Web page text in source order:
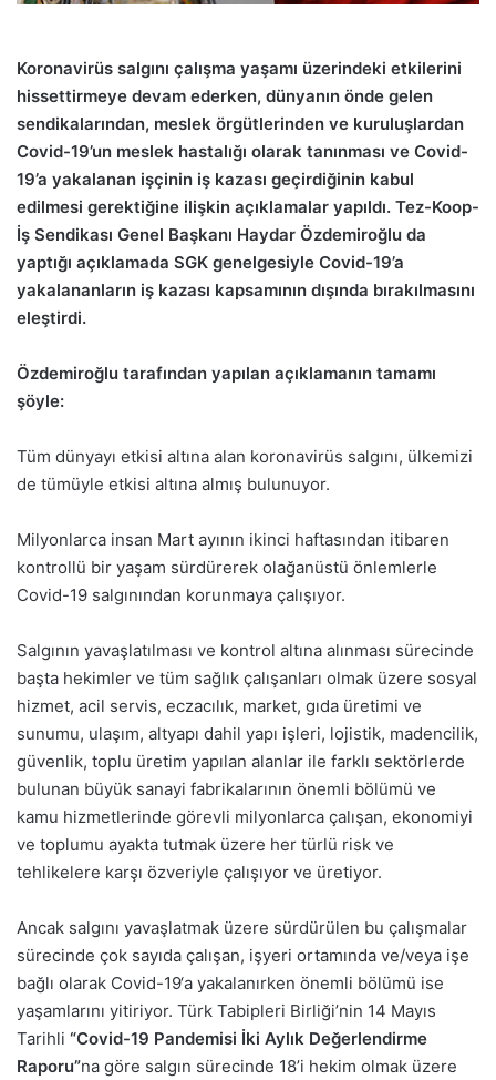
Koronavirüs salgını çalışma yaşamı üzerindeki etkilerini
hissettirmeye devam ederken, dünyanın önde gelen
sendikalarından, meslek örgütlerinden ve kuruluşlardan
Covid-19’un meslek hastalığı olarak tanınması ve Covid-
19’a yakalanan işçinin iş kazası geçirdiğinin kabul
edilmesi gerektiğine ilişkin açıklamalar yapıldı. Tez-Koop-
İş Sendikası Genel Başkanı Haydar Özdemiroğlu da
yaptığı açıklamada SGK genelgesiyle Covid-19’a
yakalananların iş kazası kapsamının dışında bırakılmasını
eleştirdi.
Özdemiroğlu tarafından yapılan açıklamanın tamamı
şöyle:
Tüm dünyayı etkisi altına alan koronavirüs salgını, ülkemizi
de tümüyle etkisi altına almış bulunuyor.
Milyonlarca insan Mart ayının ikinci haftasından itibaren
kontrollü bir yaşam sürdürerek olağanüstü önlemlerle
Covid-19 salgınından korunmaya çalışıyor.
Salgının yavaşlatılması ve kontrol altına alınması sürecinde
başta hekimler ve tüm sağlık çalışanları olmak üzere sosyal
hizmet, acil servis, eczacılık, market, gıda üretimi ve
sunumu, ulaşım, altyapı dahil yapı işleri, lojistik, madencilik,
güvenlik, toplu üretim yapılan alanlar ile farklı sektörlerde
bulunan büyük sanayi fabrikalarının önemli bölümü ve
kamu hizmetlerinde görevli milyonlarca çalışan, ekonomiyi
ve toplumu ayakta tutmak üzere her türlü risk ve
tehlikelere karşı özveriyle çalışıyor ve üretiyor.
Ancak salgını yavaşlatmak üzere sürdürülen bu çalışmalar
sürecinde çok sayıda çalışan, işyeri ortamında ve/veya işe
bağlı olarak Covid-19‘a yakalanırken önemli bölümü ise
yaşamlarını yitiriyor. Türk Tabipleri Birliği’nin 14 Mayıs
Tarihli “Covid-19 Pandemisi İki Aylık Değerlendirme
Raporu”na göre salgın sürecinde 18’i hekim olmak üzere